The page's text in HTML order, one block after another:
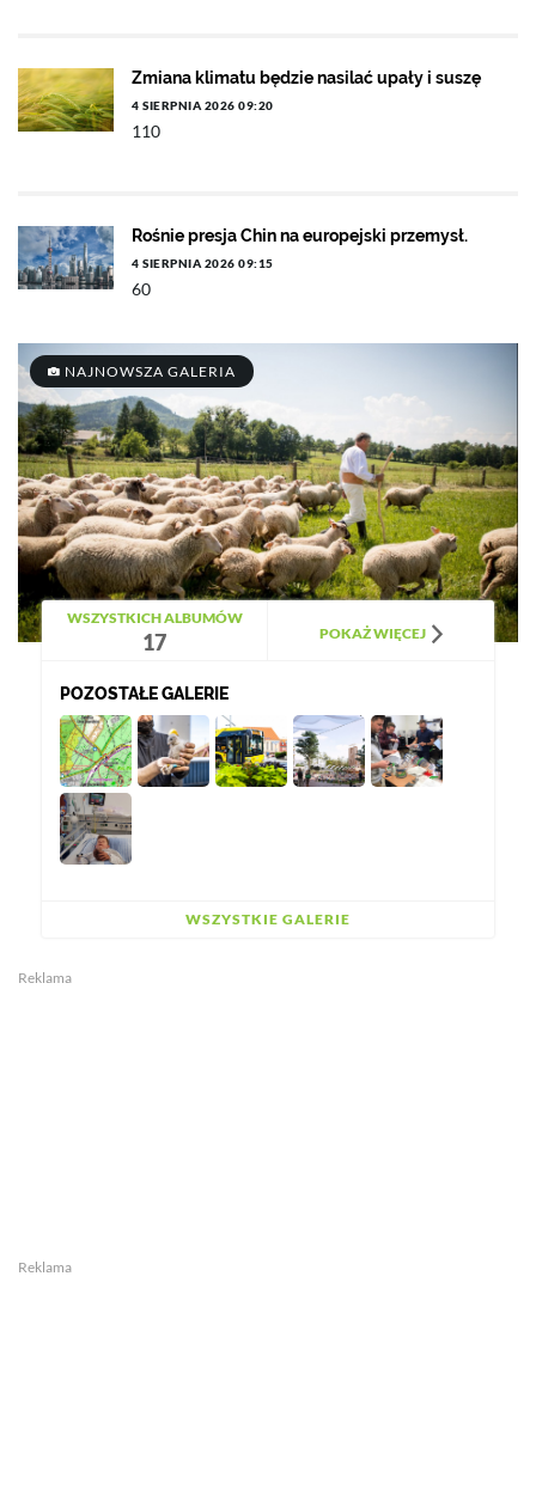
Zmiana klimatu będzie nasilać upały i suszę
4 SIERPNIA 2026 09:20
110
Rośnie presja Chin na europejski przemysł.
4 SIERPNIA 2026 09:15
60
NAJNOWSZA GALERIA
WSZYSTKICH ALBUMÓW
17 POKAŻ WIĘCEJ
POZOSTAŁE GALERIE
WSZYSTKIE GALERIE
Reklama
Reklama